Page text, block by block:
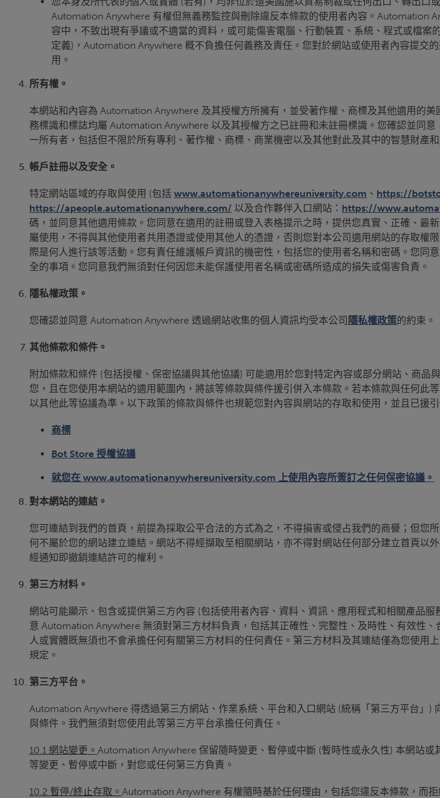
Automation Anywhere 有權但無義務監控與刪除違反本條款的使用者內容。Automation
容中，不致出現有爭議或不適當的資料，或可能傷害電腦、行動裝置、系統、程式或檔
定義)，Automation Anywhere 概不負擔任何義務及責任。您對於網站或使用者內容提交
用。
所有權。
本網站和內容為 Automation Anywhere 及其授權方所擁有，並受著作權、商標及其他適用的
務標識和標誌均屬 Automation Anywhere 以及其授權方之已註冊和未註冊標識。您確認並同
一所有者，包括但不限於所有專利、著作權、商標、商業機密以及其他對此及其中的智慧財產和
帳戶註冊以及安全。
特定網站區域的存取與使用 (包括 www.automationanywhereuniversity.com 、 https://
https://apeople.automationanywhere.com/ 以及合作夥伴入口網站： https://
碼，並同意其他適用條款。您同意在適用的註冊或登入表格提示之時，提供您真實、正確、
屬使用，不得與其他使用者共用憑證或使用其他人的憑證，否則您對本公司適用網站的存取
際是何人進行該等活動。您有責任維護帳戶資訊的機密性，包括您的使用者名稱和密碼。您
全的事項。您同意我們無須對任何因您未能保護使用者名稱或密碼所造成的損失或傷害負責。
隱私權政策。
您確認並同意 Automation Anywhere 透過網站收集的個人資訊均受本公司 隱私權政策的約束。
其他條款和條件。
附加條款和條件 (包括授權、保密協議與其他協議) 可能適用於您對特定內容或部分網站、商
您，且在您使用本網站的適用範圍內，將該等條款與條件援引併入本條款。若本條款與任何
以其他此等協議為準。以下政策的條款與條件也規範您對內容與網站的存取和使用，並且已援引
商標
Bot Store 授權協議
就您在 www.automationanywhereuniversity.com 上使用內容所簽訂之任何保密協議。
對本網站的連結。
您可連結到我們的首頁，前提為採取公平合法的方式為之，不得損害或侵占我們的商譽；但
何不屬於您的網站建立連結。網站不得經擷取至相關網站，亦不得對網站任何部分建立首頁
經通知即撤銷連結許可的權利。
第三方材料。
網站可能顯示、包含或提供第三方內容 (包括使用者內容、資料、資訊、應用程式和相關產品
意 Automation Anywhere 無須對第三方材料負責，包括其正確性、完整性、及時性、有效性
人或實體既無須也不會承擔任何有關第三方材料的任何責任。第三方材料及其連結僅為您使
規定。
第三方平台。
Automation Anywhere 得透過第三方網站、作業系統、平台和入口網站 (統稱「第三方平台」
與條件。我們無須對您使用此等第三方平台承擔任何責任。
10.1 網站變更。 Automation Anywhere 保留隨時變更、暫停或中斷 (暫時性或永久性) 本網站
等變更、暫停或中斷，對您或任何第三方負責。
10.2 暫停/終止存取。 Automation Anywhere 有權隨時基於任何理由，包括您違反本條款，而